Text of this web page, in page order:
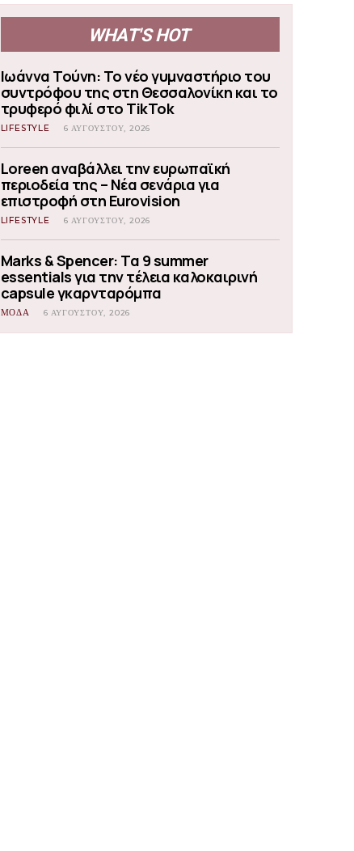
WHAT'S HOT
Ιωάννα Τούνη: Το νέο γυμναστήριο του
συντρόφου της στη Θεσσαλονίκη και το
τρυφερό φιλί στο TikTok
LIFESTYLE 6 ΑΥΓΟΎΣΤΟΥ, 2026
Loreen αναβάλλει την ευρωπαϊκή
περιοδεία της – Νέα σενάρια για
επιστροφή στη Eurovision
LIFESTYLE 6 ΑΥΓΟΎΣΤΟΥ, 2026
Marks & Spencer: Τα 9 summer
essentials για την τέλεια καλοκαιρινή
capsule γκαρνταρόμπα
ΜΟΔΑ 6 ΑΥΓΟΎΣΤΟΥ, 2026